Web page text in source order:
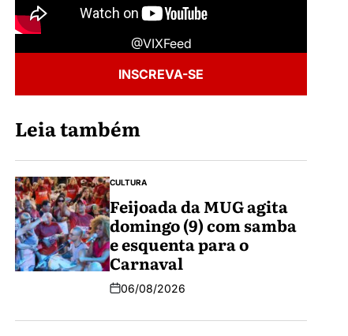
@VIXFeed
INSCREVA-SE
Leia também
CULTURA
Feijoada da MUG agita
domingo (9) com samba
e esquenta para o
Carnaval
06/08/2026